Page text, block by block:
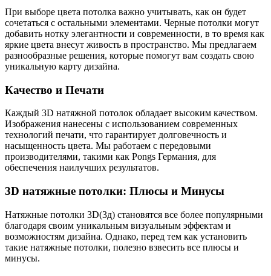
При выборе цвета потолка важно учитывать, как он будет
сочетаться с остальными элементами. Черные потолки могут
добавить нотку элегантности и современности, в то время как
яркие цвета внесут живость в пространство. Мы предлагаем
разнообразные решения, которые помогут вам создать свою
уникальную карту дизайна.
Качество и Печати
Каждый 3D натяжной потолок обладает высоким качеством.
Изображения нанесены с использованием современных
технологий печати, что гарантирует долговечность и
насыщенность цвета. Мы работаем с передовыми
производителями, такими как Pongs Германия, для
обеспечения наилучших результатов.
3D натяжные потолки: Плюсы и Минусы
Натяжные потолки 3D(3д) становятся все более популярными
благодаря своим уникальным визуальным эффектам и
возможностям дизайна. Однако, перед тем как установить
такие натяжные потолки, полезно взвесить все плюсы и
минусы.